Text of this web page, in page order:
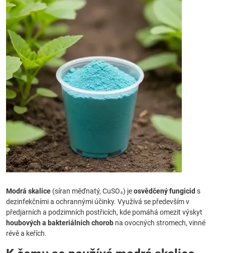
Modrá skalice (síran měďnatý, CuSO₄) jeosvědčený fungicid s
dezinfekčními a ochrannými účinky. Využívá se především v
předjarních a podzimních postřicích, kde pomáhá omezit výskyt
houbových a bakteriálních chorob na ovocných stromech, vinné
révě a keřích.